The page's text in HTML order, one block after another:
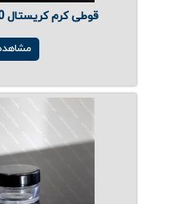
قوطی کرم کریستال 20گرمی - 1191